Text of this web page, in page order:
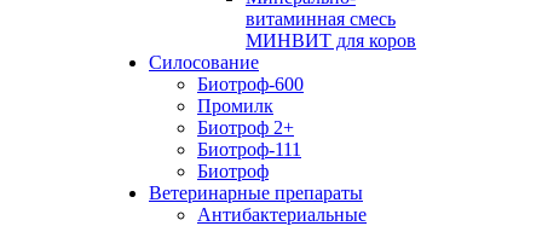
витаминная смесь
МИНВИТ для коров
Силосование
Биотроф-600
Промилк
Биотроф 2+
Биотроф-111
Биотроф
Ветеринарные препараты
Антибактериальные